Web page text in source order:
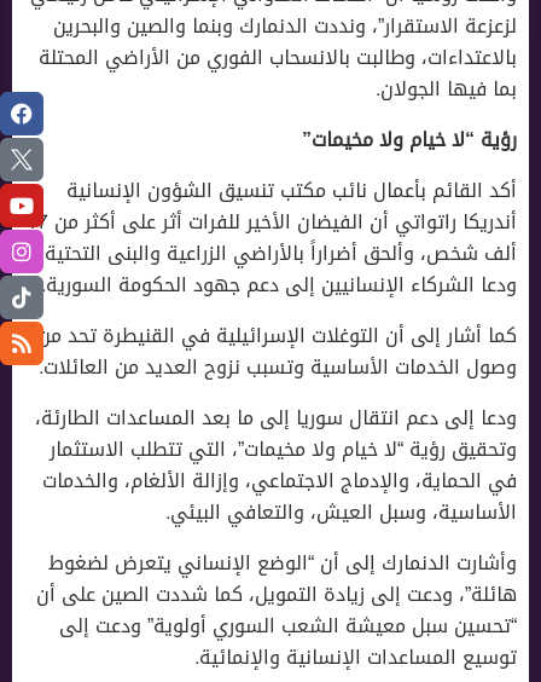
لزعزعة الاستقرار”، ونددت الدنمارك وبنما والصين والبحرين
بالاعتداءات، وطالبت بالانسحاب الفوري من الأراضي المحتلة
بما فيها الجولان.
رؤية “لا خيام ولا مخيمات”
أكد القائم بأعمال نائب مكتب تنسيق الشؤون الإنسانية
أندريكا راتواتي أن الفيضان الأخير للفرات أثر على أكثر من 17
ألف شخص، وألحق أضراراً بالأراضي الزراعية والبنى التحتية،
ودعا الشركاء الإنسانيين إلى دعم جهود الحكومة السورية.
كما أشار إلى أن التوغلات الإسرائيلية في القنيطرة تحد من
وصول الخدمات الأساسية وتسبب نزوح العديد من العائلات.
ودعا إلى دعم انتقال سوريا إلى ما بعد المساعدات الطارئة،
وتحقيق رؤية “لا خيام ولا مخيمات”، التي تتطلب الاستثمار
في الحماية، والإدماج الاجتماعي، وإزالة الألغام، والخدمات
الأساسية، وسبل العيش، والتعافي البيئي.
وأشارت الدنمارك إلى أن “الوضع الإنساني يتعرض لضغوط
هائلة”، ودعت إلى زيادة التمويل، كما شددت الصين على أن
“تحسين سبل معيشة الشعب السوري أولوية” ودعت إلى
توسيع المساعدات الإنسانية والإنمائية.